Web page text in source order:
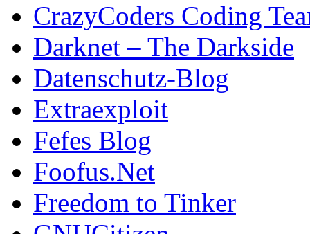
CrazyCoders Coding
Darknet – The Darkside
Datenschutz-Blog
Extraexploit
Fefes Blog
Foofus.Net
Freedom to Tinker